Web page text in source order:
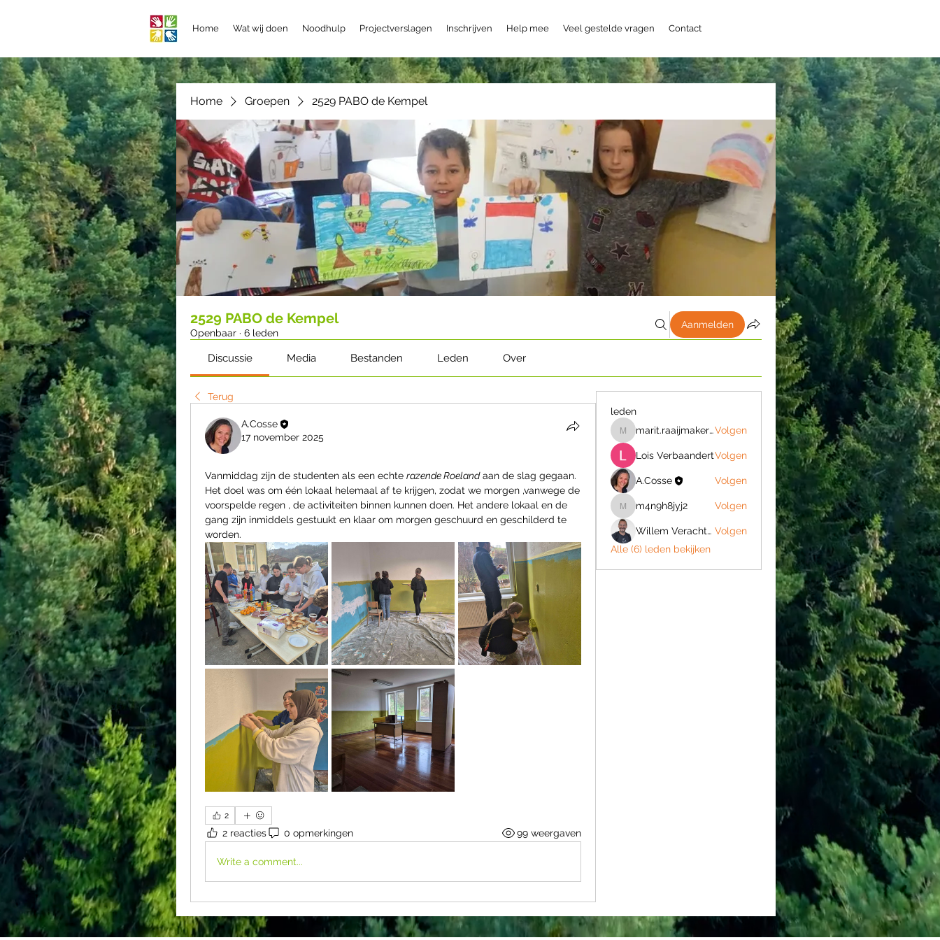
Home Wat wij doen Noodhulp Projectverslagen Inschrijven Help mee Veel gestelde vragen Contact
Home Groepen 2529 PABO de Kempel
2529 PABO de Kempel
Openbaar · 6 leden
Aanmelden
Discussie Media Bestanden Leden Over
Terug
A.Cosse
17 november 2025
Vanmiddag zijn de studenten als een echte razende Roeland aan de slag gegaan.
Het doel was om één lokaal helemaal af te krijgen, zodat we morgen ,vanwege de
voorspelde regen , de activiteiten binnen kunnen doen. Het andere lokaal en de
gang zijn inmiddels gestuukt en klaar om morgen geschuurd en geschilderd te
worden.
2
2 reacties 0 opmerkingen 99 weergaven
Write a comment...
leden
marit.raaijmakers30
marit.raaijmakers30Volgen
Lois VerbaandertVolgen
A.Cosse Volgen
m4n9h8jyj2
m4n9h8jyj2 Volgen
Willem Verachtert Volgen
Alle (6) leden bekijken